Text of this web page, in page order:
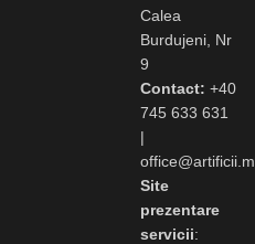
Calea
Burdujeni, Nr
9
Contact: +40
745 633 631
|
Site
prezentare
servicii: